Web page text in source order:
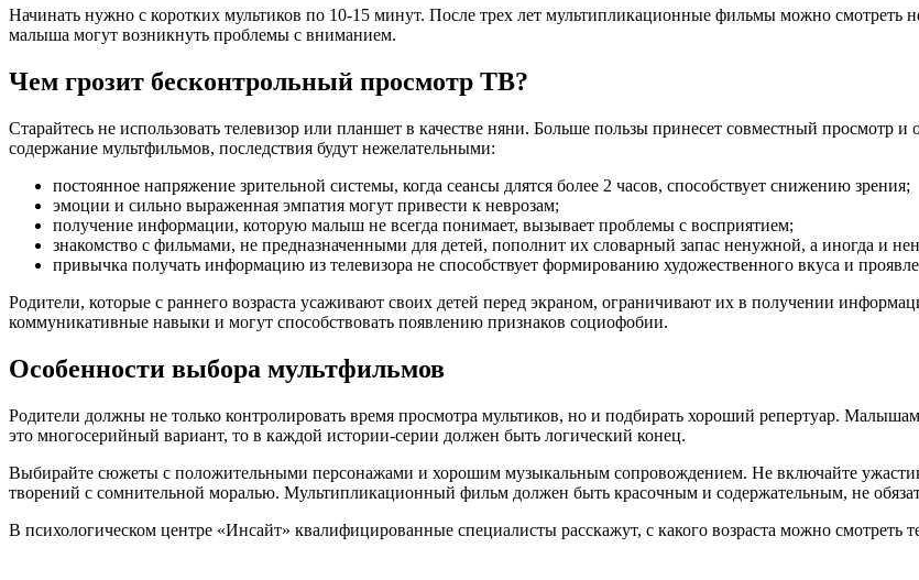
Начинать нужно с коротких мультиков по 10-15 минут. После трех лет мультипликационные фильмы можно смотреть
малыша могут возникнуть проблемы с вниманием.
Чем грозит бесконтрольный просмотр ТВ?
Старайтесь не использовать телевизор или планшет в качестве няни. Больше пользы принесет совместный просмотр
содержание мультфильмов, последствия будут нежелательными:
постоянное напряжение зрительной системы, когда сеансы длятся более 2 часов, способствует снижению зрения;
эмоции и сильно выраженная эмпатия могут привести к неврозам;
получение информации, которую малыш не всегда понимает, вызывает проблемы с восприятием;
знакомство с фильмами, не предназначенными для детей, пополнит их словарный запас ненужной, а иногда и
привычка получать информацию из телевизора не способствует формированию художественного вкуса и
Родители, которые с раннего возраста усаживают своих детей перед экраном, ограничивают их в получении
коммуникативные навыки и могут способствовать появлению признаков социофобии.
Особенности выбора мультфильмов
Родители должны не только контролировать время просмотра мультиков, но и подбирать хороший репертуар.
это многосерийный вариант, то в каждой истории-серии должен быть логический конец.
Выбирайте сюжеты с положительными персонажами и хорошим музыкальным сопровождением. Не включайте
творений с сомнительной моралью. Мультипликационный фильм должен быть красочным и содержательным, не
В психологическом центре «Инсайт» квалифицированные специалисты расскажут, с какого возраста можно смотреть